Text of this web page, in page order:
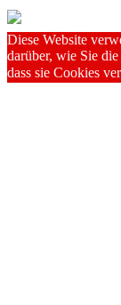
Diese Website
darüber, wie Sie
dass sie Cookies